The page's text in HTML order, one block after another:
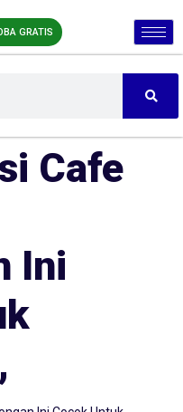
GRATIS
Cafe
Ini